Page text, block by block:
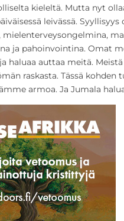
kieleltä. Mutta nyt
leivässä. Syyllisyys
mielenterveysongelmina,
ja pahoinvointina. Omat
haluaa auttaa meitä.
raskasta. Tässä kohden
armoa. Ja Jumala